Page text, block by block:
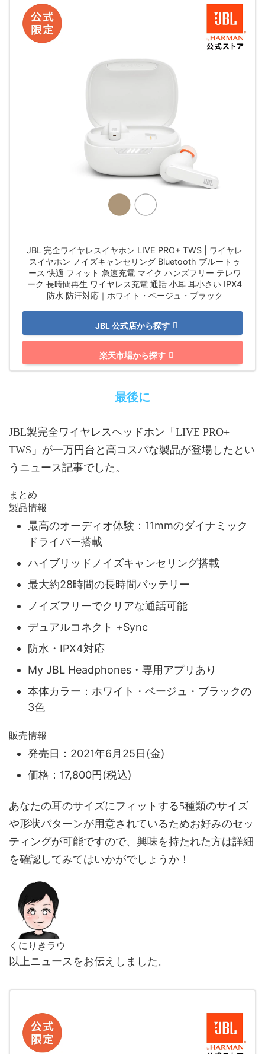
JBL 完全ワイヤレスイヤホン LIVE PRO+ TWS | ワイヤレ
スイヤホン ノイズキャンセリング Bluetooth ブルートゥ
ース 快適 フィット 急速充電 マイク ハンズフリー テレワ
ーク 長時間再生 ワイヤレス充電 通話 小耳 耳小さい IPX4
防水 防汗対応｜ホワイト・ベージュ・ブラック
JBL 公式店から探す
楽天市場から探す
最後に
JBL製完全ワイヤレスヘッドホン「LIVE PRO+
TWS」が一万円台と高コスパな製品が登場したとい
うニュース記事でした。
まとめ
製品情報
最高のオーディオ体験：11mmのダイナミック
ドライバー搭載
ハイブリッドノイズキャンセリング搭載
最大約28時間の長時間バッテリー
ノイズフリーでクリアな通話可能
デュアルコネクト +Sync
防水・IPX4対応
My JBL Headphones・専用アプリあり
本体カラー：ホワイト・ベージュ・ブラックの
3色
販売情報
発売日：2021年6月25日(金)
価格：17,800円(税込)
あなたの耳のサイズにフィットする5種類のサイズ
や形状パターンが用意されているためお好みのセッ
ティングが可能ですので、興味を持たれた方は詳細
を確認してみてはいかがでしょうか！
くにりきラウ
以上ニュースをお伝えしました。